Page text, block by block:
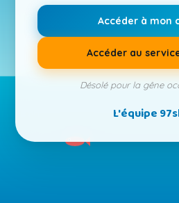
Accéder à mon
Accéder au
Désolé pour la gêne
L'équipe